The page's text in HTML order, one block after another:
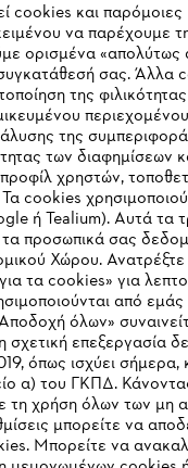
εμάς
STIHL
cookies και παρόμοιες
να παρέχουμε
ορισμένα «απολύτως
σας. Άλλα
της
της
των διαφημίσεων
χρηστών,
cookies
ή Tealium). Αυτά τα
προσωπικά σας
Χώρου. Ανατρέξτε
τα cookies» για
από εμάς
όλων»
επεξεργασία
όπως ισχύει σήμερα,
α) του ΓΚΠΔ.
τη χρήση όλων των μη
μπορείτε να
Μπορείτε να